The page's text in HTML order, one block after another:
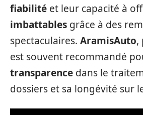
fiabilité et leur capacité à
imbattables grâce à des
spectaculaires. AramisAuto,
est souvent recommandé
transparence dans le
dossiers et sa longévité sur